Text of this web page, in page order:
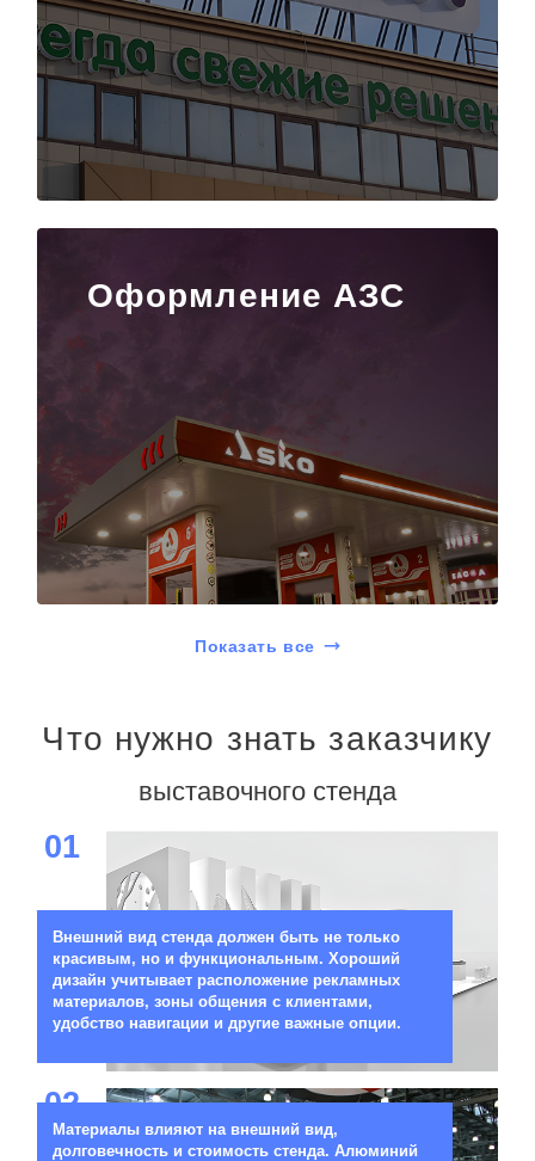
Оформление АЗС
Показать все
Что нужно знать заказчику
выставочного стенда
01
Внешний вид стенда должен быть не только
красивым, но и функциональным. Хороший
дизайн учитывает расположение рекламных
материалов, зоны общения с клиентами,
удобство навигации и другие важные опции.
02
Материалы влияют на внешний вид,
долговечность и стоимость стенда. Алюминий